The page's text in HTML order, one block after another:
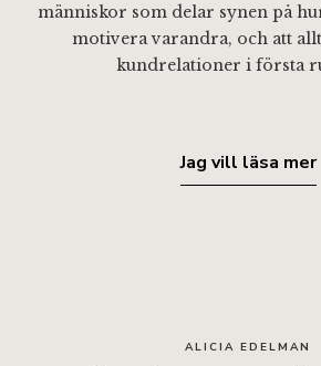
människor som delar synen på
motivera varandra, och att
kundrelationer i första
Jag vill läsa mer
ALICIA EDELMAN